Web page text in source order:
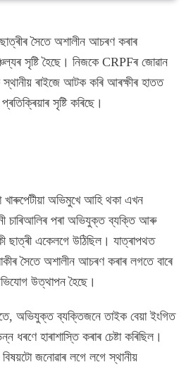
সৈতে অশালীন আচৰণ কৰাৰ
সৃষ্টি হৈছে। নিজকে CRPFৰ জোৱান
ৰাইজে আটক কৰি আৰক্ষীৰ হাতত
সৃষ্টি কৰিছে।
অভিমুখে আহি থকা এখন
চাৰিআলিৰ পৰা অভিযুক্ত ব্যক্তি আৰু
ছাত্ৰী একেলগে উঠিছিল। যাত্ৰাপথত
সৈতে অশালীন আচৰণ কৰাৰ লগতে বাৰে
উত্থাপন হৈছে।
অভিযুক্ত ব্যক্তিজনে তাইক বেয়া ইংগিত
ধৰণে হাৰাশাস্তি কৰাৰ চেষ্টা কৰিছিল।
বিষয়টো জনোৱাৰ লগে লগে স্থানীয়